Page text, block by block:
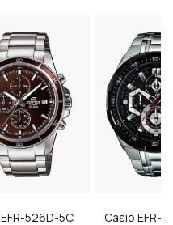
EFR-526D-5C Casio EFR-